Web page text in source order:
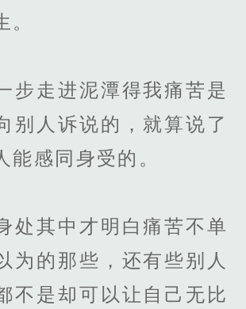
。
走进泥潭得我痛苦是
别人诉说的，就算说了
能感同身受的。
其中才明白痛苦不单
为的那些，还有些别人
不是却可以让自己无比